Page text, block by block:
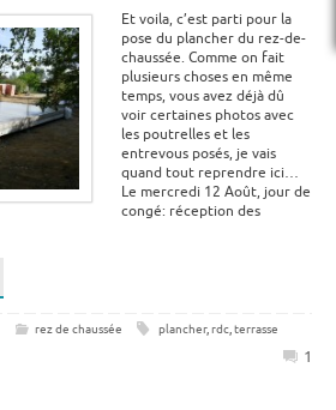
Et voila, c’est parti pour la
pose du plancher du rez-de-
chaussée. Comme on fait
plusieurs choses en même
temps, vous avez déjà dû
voir certaines photos avec
les poutrelles et les
entrevous posés, je vais
quand tout reprendre ici…
Le mercredi 12 Août, jour de
congé: réception des
rez de chaussée plancher,rdc,terrasse
1